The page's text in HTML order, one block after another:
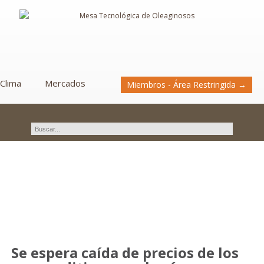
Clima Mercados Miembros - Área Restringida →
Se espera caída de precios de los